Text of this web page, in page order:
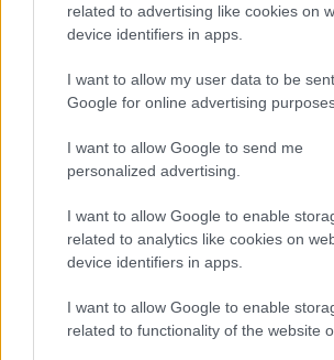
related to advertising like cookies on
device identifiers in apps.
I want to allow my user data to be
Google for online advertising
I want to allow Google to send me
personalized advertising.
I want to allow Google to enable
related to analytics like cookies on
device identifiers in apps.
I want to allow Google to enable
related to functionality of the website
SERVIZI PER LE AZIENDE
Come il Politecnico di Milano affronta